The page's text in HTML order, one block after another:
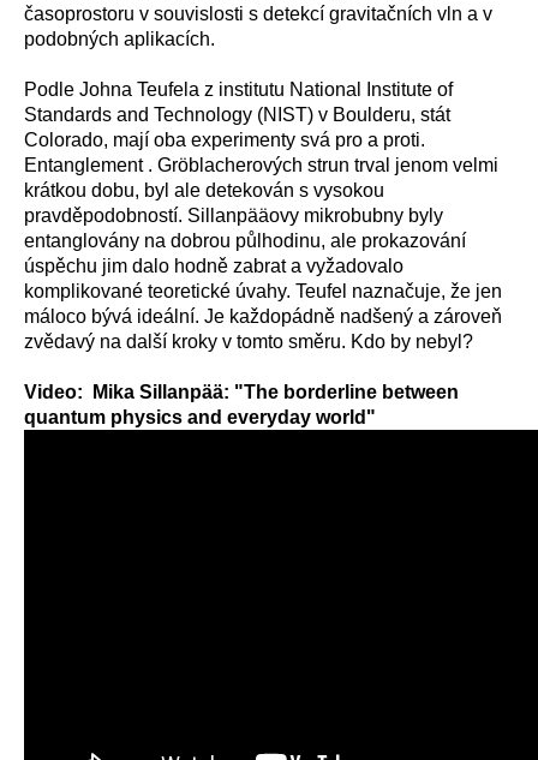
časoprostoru v souvislosti s detekcí gravitačních vln a v
podobných aplikacích.
Podle Johna Teufela z institutu National Institute of
Standards and Technology (NIST) v Boulderu, stát
Colorado, mají oba experimenty svá pro a proti.
Entanglement . Gröblacherových strun trval jenom velmi
krátkou dobu, byl ale detekován s vysokou
pravděpodobností. Sillanpääovy mikrobubny byly
entanglovány na dobrou půlhodinu, ale prokazování
úspěchu jim dalo hodně zabrat a vyžadovalo
komplikované teoretické úvahy. Teufel naznačuje, že jen
máloco bývá ideální. Je každopádně nadšený a zároveň
zvědavý na další kroky v tomto směru. Kdo by nebyl?
Video: Mika Sillanpää: "The borderline between
quantum physics and everyday world"